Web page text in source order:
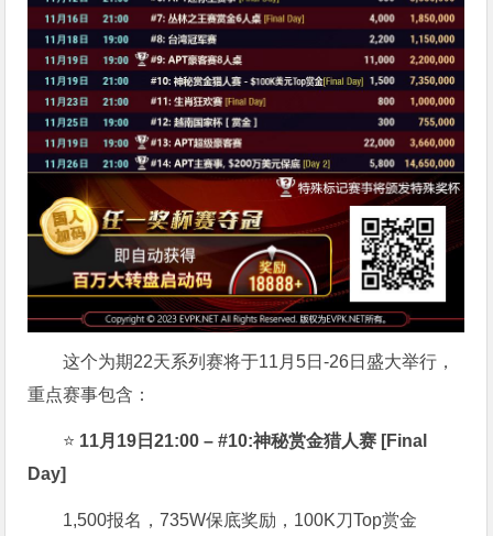
这个为期22天系列赛将于11月5日-26日盛大举行，
重点赛事包含：
⭐ 11月19日21:00 – #10:神秘赏金猎人赛 [Final
Day]
1,500报名，735W保底奖励，100K刀Top赏金